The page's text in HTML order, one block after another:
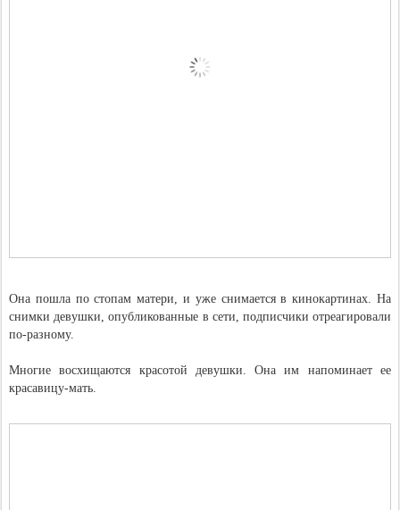
Она пошла по стопам матери, и уже снимается в кинокартинах. На
снимки девушки, опубликованные в сети, подписчики отреагировали
по-разному.
Многие восхищаются красотой девушки. Она им напоминает ее
красавицу-мать.